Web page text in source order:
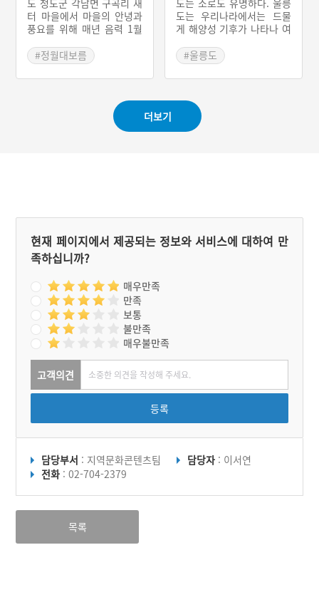
터 마을에서 마을의 안녕과
풍요를 위해 매년 음력 1월
을당인 할매당과 할배당에
지내는 마을제사로 구곡리
새터 당산제라고도 한다. 구
단된 적이 없다. 다만 과거
할배신으로 모셨던 엄나무
가 죽어 현재의 느티나무로
#정월대보름
도는 우리나라에서는 드물
게 해양성 기후가 나타나 여
하다. 이러한 기후적 특성으
로 인해 수백 종류의 자생식
물이 고루 분포되어 있다.
약초 이어서 그것을 먹고 자
란 소의 고기도 약과 같다고
해서 약소(藥牛)라고 불린
#울릉도
더보기
현재 페이지에서 제공되는 정보와 서비스에 대하여 만
족하십니까?
매우만족
만족
보통
불만족
매우불만족
고객의견
등록
담당부서 : 지역문화콘텐츠팀 담당자 : 이서연
전화 : 02-704-2379
목록